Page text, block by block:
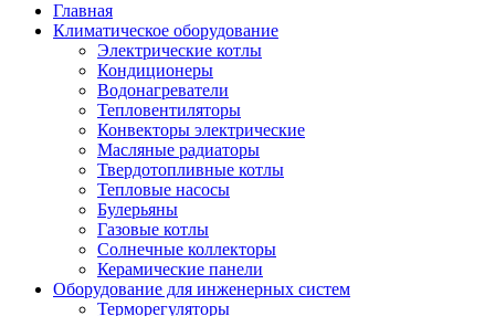
Главная
Климатическое оборудование
Электрические котлы
Кондиционеры
Водонагреватели
Тепловентиляторы
Конвекторы электрические
Масляные радиаторы
Твердотопливные котлы
Тепловые насосы
Булерьяны
Газовые котлы
Солнечные коллекторы
Керамические панели
Оборудование для инженерных систем
Терморегуляторы